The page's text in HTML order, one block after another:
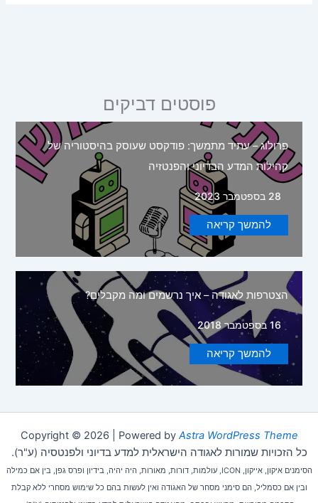
פוסטים דביקים
פרולוג – עתיד מתמשך: פודקסט שעוסק בהיסטוריה של
קהילות המדע הבדיוני והפנטזיה
28 בספטמבר 2023
להמשך קריאה
הצטרפות לאגודה – איך נרשמים ומה מקבלים?
16 בספטמבר 2018
להמשך קריאה
Copyright © 2026 | Powered by Astra WordPress Theme
כל הזכויות שמורות לאגודה הישראלית למדע בדיוני ולפנטסיה (ע"ר).
הסימנים איקון, אייקון, ICON, עולמות, דורות, מאורות, היה יהיה, בידיון ופרס גפן, בין אם כמילה
ובין אם כסמליל, הם סימני מסחר של האגודה ואין לעשות בהם כל שימוש מסחרי ללא קבלת